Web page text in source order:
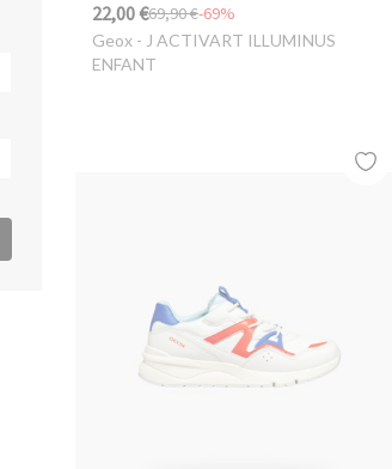
22,00 €69,90 €-69%
Geox - J ACTIVART ILLUMINUS
ENFANT